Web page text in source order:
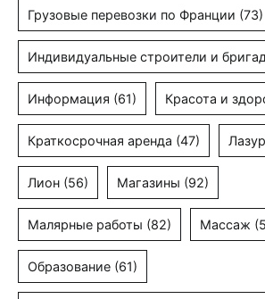
Грузовые перевозки по Франции (73)
Индивидуальные строители и
Информация (61) Красота и
Краткосрочная аренда (47)
Лион (56) Магазины (92)
Малярные работы (82) Массаж
Образование (61)